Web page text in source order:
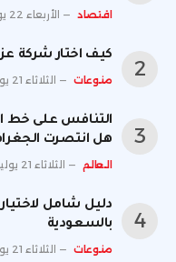
اقتصاد الأربعاء 22 يوليو 4:49 م
كيف اختار شركة
منوعات الثلاثاء 21 يوليو 9:20 م
التنافس على خط
هل انتصرت
العالم الثلاثاء 21 يوليو 4:36 م
دليل شامل
بالسعودية
منوعات الثلاثاء 21 يوليو 2:03 م